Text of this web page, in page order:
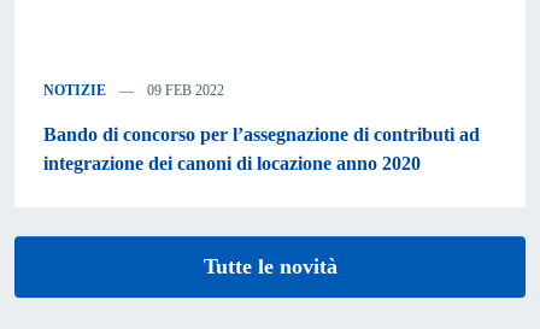
NOTIZIE 09 FEB 2022
Bando di concorso per l’assegnazione di contributi ad
integrazione dei canoni di locazione anno 2020
Tutte le novità